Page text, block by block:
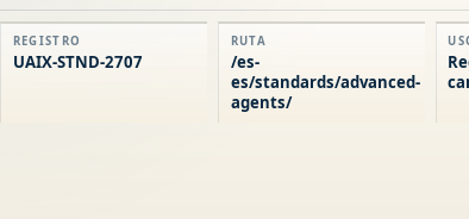
REGISTRO
UAIX-STND-2707
RUTA
/es-
es/standards/advanced-
agents/